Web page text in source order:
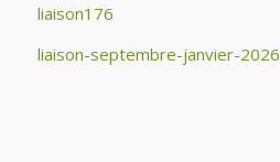
liaison176
liaison-septembre-janvier-2026